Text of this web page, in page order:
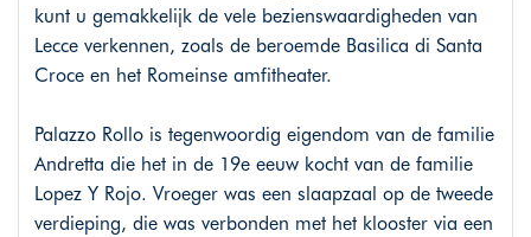
kunt u gemakkelijk de vele bezienswaardigheden van
Lecce verkennen, zoals de beroemde Basilica di Santa
Croce en het Romeinse amfitheater.
Palazzo Rollo is tegenwoordig eigendom van de familie
Andretta die het in de 19e eeuw kocht van de familie
Lopez Y Rojo. Vroeger was een slaapzaal op de tweede
verdieping, die was verbonden met het klooster via een